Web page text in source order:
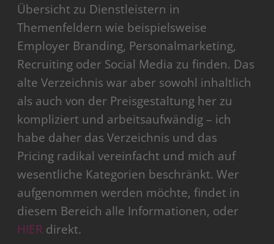
Übersicht zu Dienstleistern in
Themenfeldern wie beispielsweise
Employer Branding, Personalmarketing,
Recruiting oder Social Media zu finden. Das
alte Verzeichnis war aber sowohl inhaltlich
als auch von der Preisgestaltung her zu
kompliziert und arbeitsaufwändig – ich
habe daher das Verzeichnis und das
Pricing radikal vereinfacht und mich auf
wesentliche Kategorien beschränkt. Wer
aufgenommen werden möchte, findet in
diesem Bereich alle Informationen, oder
HIER direkt.